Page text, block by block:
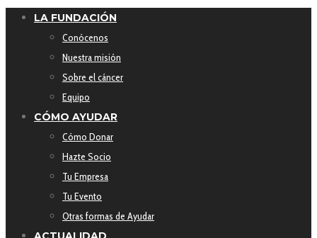
LA FUNDACIÓN
Conócenos
Nuestra misión
Sobre el cáncer
Equipo
CÓMO AYUDAR
Cómo Donar
Hazte Socio
Tu Empresa
Tu Evento
Otras formas de Ayudar